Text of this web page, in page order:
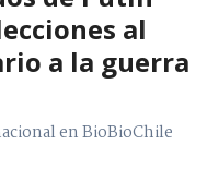
al
a la guerra
en BioBioChile